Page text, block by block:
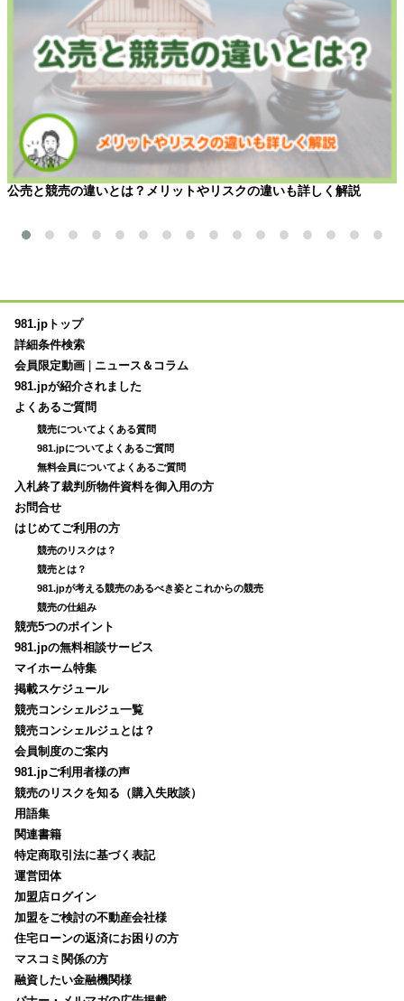
公売と競売の違いとは？メリットやリスクの違いも詳しく解説
981.jpトップ
詳細条件検索
会員限定動画
ニュース＆コラム
981.jpが紹介されました
よくあるご質問
競売についてよくある質問
981.jpについてよくあるご質問
無料会員についてよくあるご質問
入札終了裁判所物件資料を御入用の方
お問合せ
はじめてご利用の方
競売のリスクは？
競売とは？
981.jpが考える競売のあるべき姿とこれからの競売
競売の仕組み
競売5つのポイント
981.jpの無料相談サービス
マイホーム特集
掲載スケジュール
競売コンシェルジュ一覧
競売コンシェルジュとは？
会員制度のご案内
981.jpご利用者様の声
競売のリスクを知る（購入失敗談）
用語集
関連書籍
特定商取引法に基づく表記
運営団体
加盟店ログイン
加盟をご検討の不動産会社様
住宅ローンの返済にお困りの方
マスコミ関係の方
融資したい金融機関様